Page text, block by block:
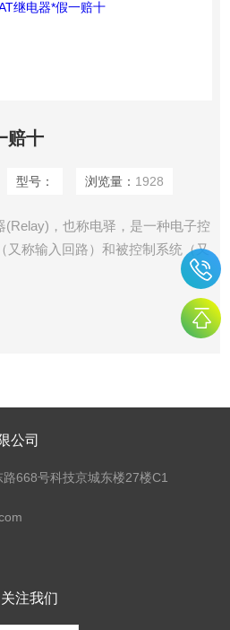
赔十
型号： 浏览量： 1928
，也称电驿，是一种电子控
又称输入回路）和被控制系统（又
自动控制电路中，它实际上是用较
种“自动开关”。故在电路中起着
路等作用。
公司
668号科技京城东楼27楼C1
关注我们